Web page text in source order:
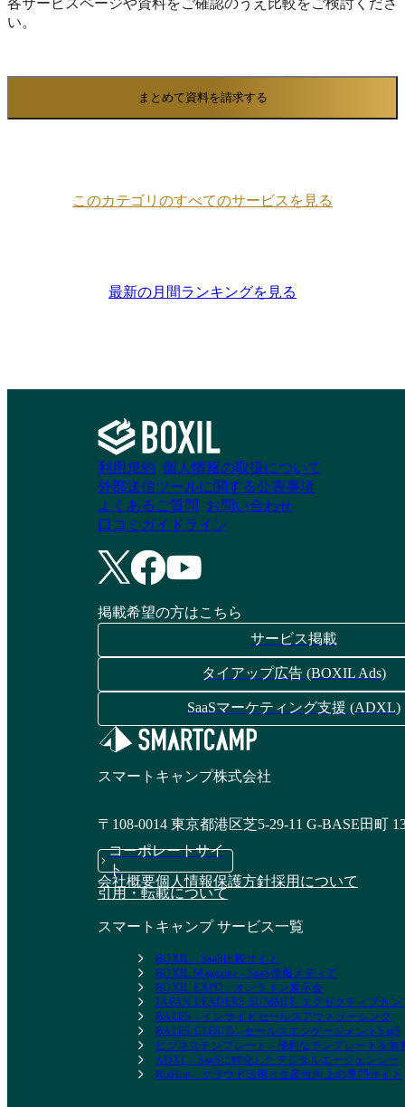
い。
まとめて資料を請求する
このカテゴリのすべてのサービスを見る
最新の月間ランキングを見る
利用規約 個人情報の取扱について
外部送信ツールに関する公表事項
よくあるご質問
お問い合わせ
口コミガイドライン
掲載希望の方はこちら
サービス掲載
タイアップ広告 (BOXIL Ads)
SaaSマーケティング支援 (ADXL)
スマートキャンプ株式会社
〒108-0014 東京都港区芝5-29-11 G-BASE田町
コーポレートサイ
ト
会社概要個人情報保護方針採用について
引用・転載について
スマートキャンプ サービス一覧
BOXIL - SaaS比較サイト
BOXIL Magazine - SaaS情報メディア
BOXIL EXPO - オンライン展示会
JAPAN LEADERS SUMMIT- エグゼクティブカン
BALES - インサイドセールスアウトソーシング
BALES CLOUD - セールスエンゲージメントSaaS
ビジネステンプレート - 便利なテンプレートを無
ADXL - SaaSに特化したデジタルエージェンシー
BizHint - クラウド活用と生産性向上の専門サイト